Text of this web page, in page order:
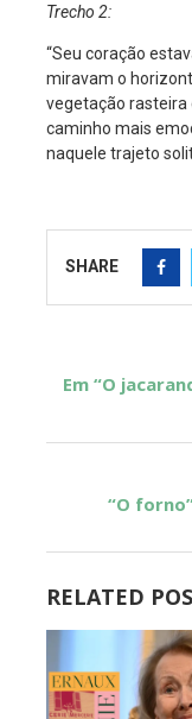
Trecho 2:
“Seu coração
miravam o
vegetação rasteira
caminho mais
naquele trajeto
SHARE
Em “O
“O
RELATED